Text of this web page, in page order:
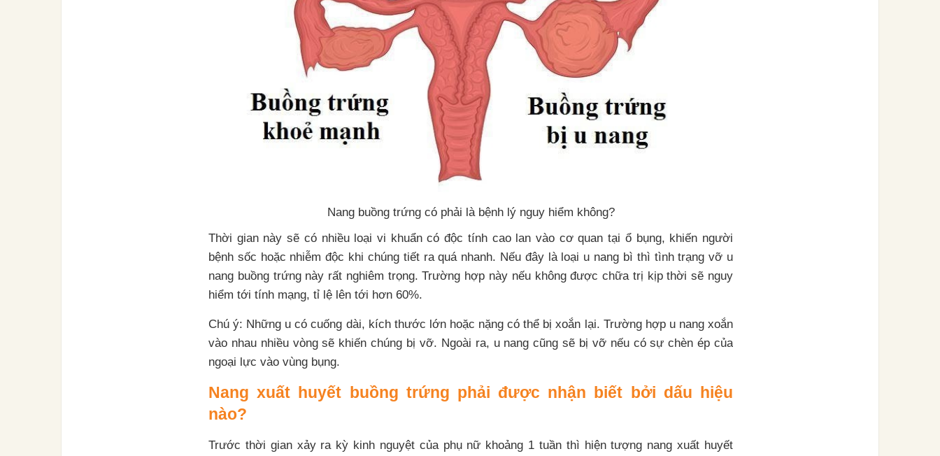
Nang buồng trứng có phải là bệnh lý nguy hiểm không?
Thời gian này sẽ có nhiều loại vi khuẩn có độc tính cao lan vào cơ quan tại ổ bụng, khiến người
bệnh sốc hoặc nhiễm độc khi chúng tiết ra quá nhanh. Nếu đây là loại u nang bì thì tình trạng vỡ u
nang buồng trứng này rất nghiêm trọng. Trường hợp này nếu không được chữa trị kịp thời sẽ nguy
hiểm tới tính mạng, tỉ lệ lên tới hơn 60%.
Chú ý: Những u có cuống dài, kích thước lớn hoặc nặng có thể bị xoắn lại. Trường hợp u nang xoắn
vào nhau nhiều vòng sẽ khiến chúng bị vỡ. Ngoài ra, u nang cũng sẽ bị vỡ nếu có sự chèn ép của
ngoại lực vào vùng bụng.
Nang xuất huyết buồng trứng phải được nhận biết bởi dấu hiệu
nào?
Trước thời gian xảy ra kỳ kinh nguyệt của phụ nữ khoảng 1 tuần thì hiện tượng nang xuất huyết